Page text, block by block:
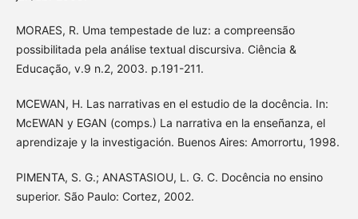
MORAES, R. Uma tempestade de luz: a compreensão
possibilitada pela análise textual discursiva. Ciência &
Educação, v.9 n.2, 2003. p.191-211.
MCEWAN, H. Las narrativas en el estudio de la docência. In:
McEWAN y EGAN (comps.) La narrativa en la enseñanza, el
aprendizaje y la investigación. Buenos Aires: Amorrortu, 1998.
PIMENTA, S. G.; ANASTASIOU, L. G. C. Docência no ensino
superior. São Paulo: Cortez, 2002.